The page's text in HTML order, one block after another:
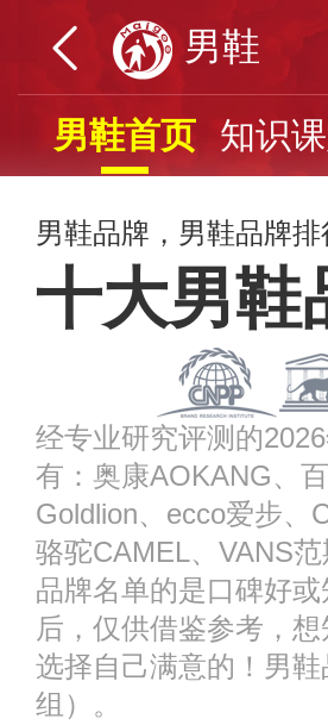
男鞋
男鞋首页 知识
男鞋品牌，男鞋品牌
十大男鞋
经专业研究评测的
有：奥康AOKANG、
Goldlion、ecco爱步、
骆驼CAMEL、VANS
品牌名单的是口碑好
后，仅供借鉴参考，
选择自己满意的！男
组）。